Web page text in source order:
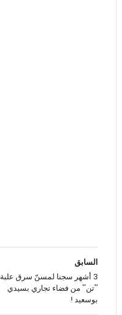
السابق
3 أشهر سجنا لمسنّ سرق علبة
''تن'' من فضاء تجاري بسيدي
بوسعيد !